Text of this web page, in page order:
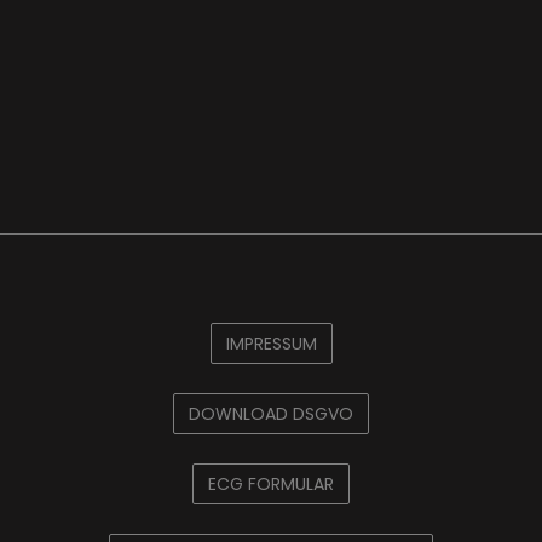
IMPRESSUM
DOWNLOAD DSGVO
ECG FORMULAR